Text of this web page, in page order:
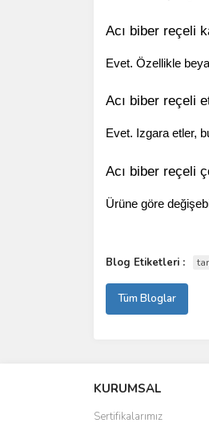
Acı biber reçeli
Evet. Özellikle
Acı biber reçeli
Evet. Izgara etler,
Acı biber reçeli
Ürüne göre
Blog Etiketleri :
Tüm Bloglar
KURUMSAL
Sertifikalarımız